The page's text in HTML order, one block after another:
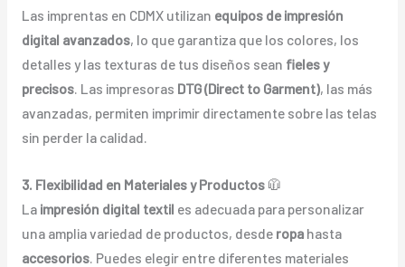
Las imprentas en CDMX utilizan equipos de impresión
digital avanzados, lo que garantiza que los colores, los
detalles y las texturas de tus diseños sean fieles y
precisos. Las impresoras DTG (Direct to Garment), las más
avanzadas, permiten imprimir directamente sobre las telas
sin perder la calidad.
3. Flexibilidad en Materiales y Productos🧥
La impresión digital textil es adecuada para personalizar
una amplia variedad de productos, desde ropahasta
accesorios. Puedes elegir entre diferentes materiales